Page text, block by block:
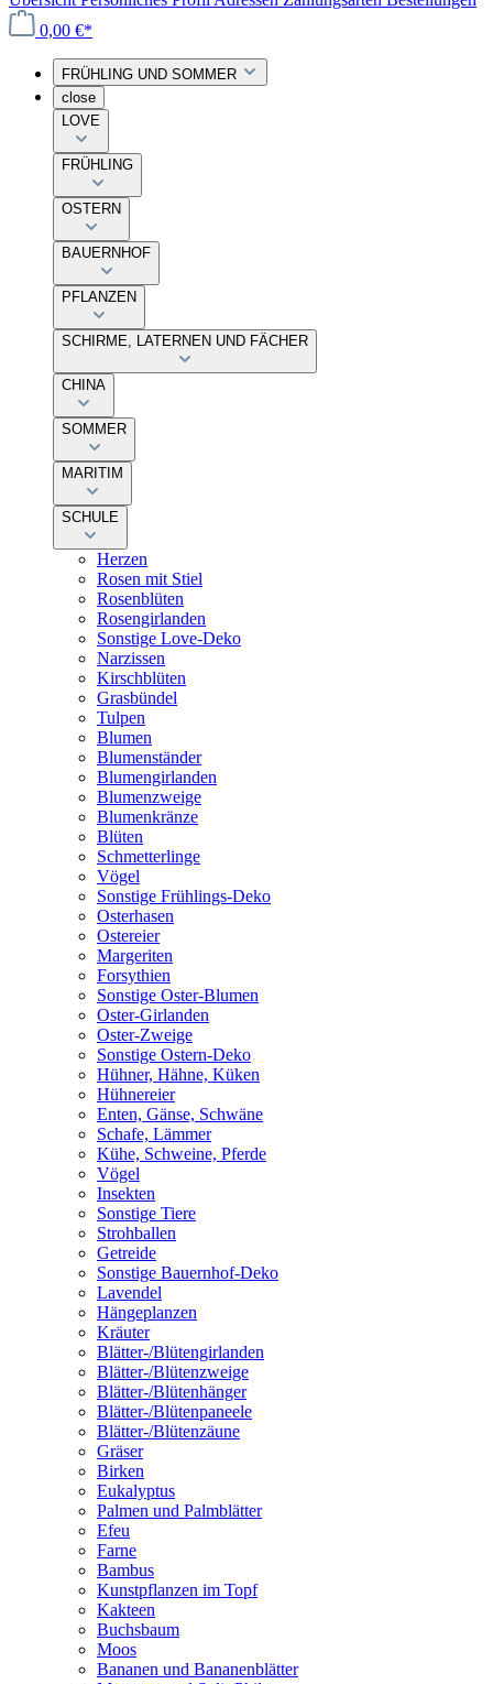
0,00 €*
FRÜHLING UND SOMMER
close
LOVE
FRÜHLING
OSTERN
BAUERNHOF
PFLANZEN
SCHIRME, LATERNEN UND FÄCHER
CHINA
SOMMER
MARITIM
SCHULE
Herzen
Rosen mit Stiel
Rosenblüten
Rosengirlanden
Sonstige Love-Deko
Narzissen
Kirschblüten
Grasbündel
Tulpen
Blumen
Blumenständer
Blumengirlanden
Blumenzweige
Blumenkränze
Blüten
Schmetterlinge
Vögel
Sonstige Frühlings-Deko
Osterhasen
Ostereier
Margeriten
Forsythien
Sonstige Oster-Blumen
Oster-Girlanden
Oster-Zweige
Sonstige Ostern-Deko
Hühner, Hähne, Küken
Hühnereier
Enten, Gänse, Schwäne
Schafe, Lämmer
Kühe, Schweine, Pferde
Vögel
Insekten
Sonstige Tiere
Strohballen
Getreide
Sonstige Bauernhof-Deko
Lavendel
Hängeplanzen
Kräuter
Blätter-/Blütengirlanden
Blätter-/Blütenzweige
Blätter-/Blütenhänger
Blätter-/Blütenpaneele
Blätter-/Blütenzäune
Gräser
Birken
Eukalyptus
Palmen und Palmblätter
Efeu
Farne
Bambus
Kunstpflanzen im Topf
Kakteen
Buchsbaum
Moos
Bananen und Bananenblätter